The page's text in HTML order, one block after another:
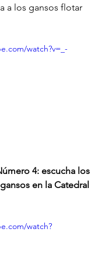
a los gansos flotar
watch?v=_-
4: escucha los
en la Catedral
watch?